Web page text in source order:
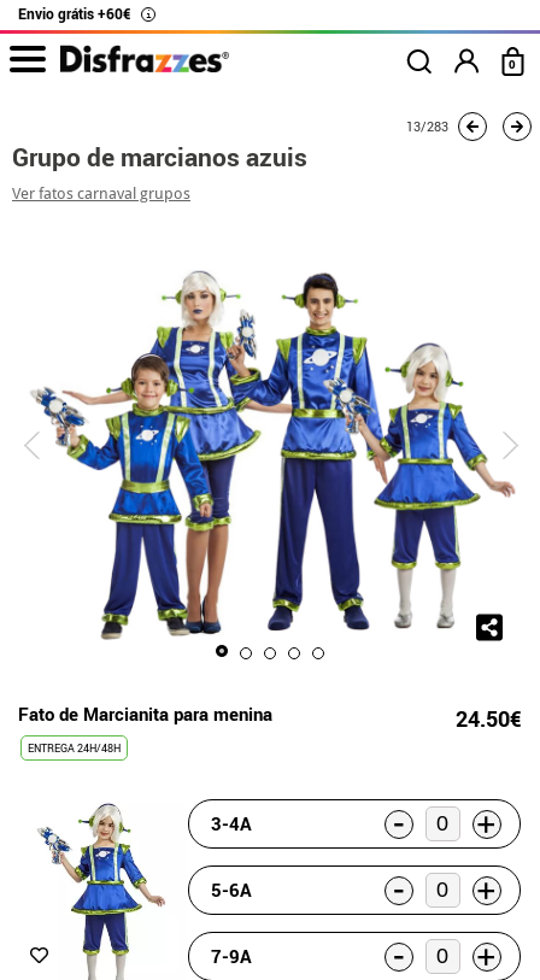
Envio grátis +60€ i
0
Grupo de marcianos azuis13/283
Grupo de marcianos azuis
Ver fatos carnaval grupos
Fato de Marcianita para menina 24.50€
ENTREGA 24H/48H
3-4A - +
5-6A - +
7-9A - +